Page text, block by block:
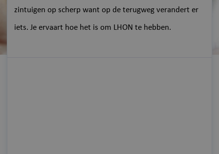
zintuigen op scherp want op de terugweg verandert er
iets. Je ervaart hoe het is om LHON te hebben.